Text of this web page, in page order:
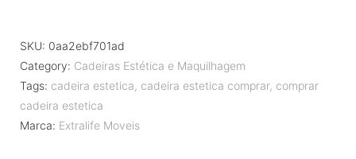
SKU: 0aa2ebf701ad
Category: Cadeiras Estética e Maquilhagem
Tags: cadeira estetica, cadeira estetica comprar, comprar
cadeira estetica
Marca: Extralife Moveis